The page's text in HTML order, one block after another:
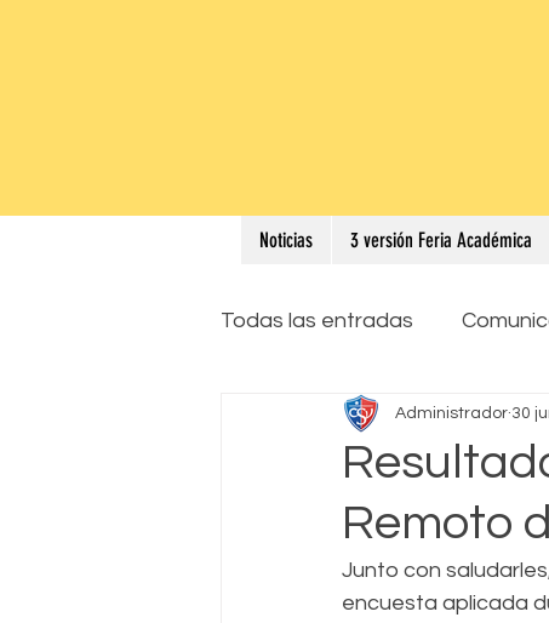
Noticias 3 versión Feria Académica
Todas las entradas
Remoto
Administrador 30
Junto con
encuesta aplicada